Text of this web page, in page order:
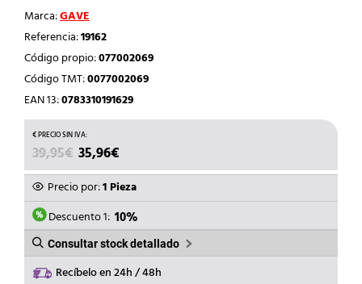
Marca:GAVE
Referencia:19162
Código propio:077002069
Código TMT:0077002069
EAN 13:0783310191629
39,95€ EL
PRECIO
ORIGINAL
ERA:
39,95€.
35,96€
PRECIO
ACTUAL
ES:
35,96€.
Precio por:1 Pieza
Descuento 1: 10%
Consultar stock detallado
Recíbelo en 24h / 48h